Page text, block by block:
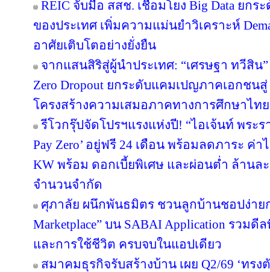
REIC จับมือ สสช. เชื่อมโยง Big Data ยก
ของประเทศ เพิ่มความแม่นยำวิเคราะห์
อาศัยเติบโตอย่างยั่งยืน
จากแสนสิริสู่ผู้นำประเทศ: “เศรษฐา ทวีสิน
Zero Dropout ยกระดับแคมเปญภาคเอกชน
โครงสร้างความเสมอภาคทางการศึกษาไทย
รีโวกรุ๊ปจัดโปรฯแรงแห่งปี! “ไอเจ้นท์ พระร
Pay Zero’ อยู่ฟรี 24 เดือน พร้อมลดภาระ ค่
KW พร้อม ดอกเบี้ยพิเศษ และผ่อนต่ำ ล้านล
จำนวนจำกัด
ศุภาลัย ผนึกพันธมิตร ชวนลูกบ้านชอปง่ายก
Marketplace” บน SABAI Application รวม
และการใช้ชีวิต ครบจบในแอปเดียว
สมาคมธุรกิจรับสร้างบ้าน เผย Q2/69 ‘ทร